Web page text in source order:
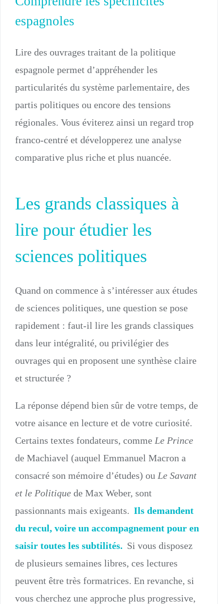
espagnoles
Lire des ouvrages traitant de la politique
espagnole permet d’appréhender les
particularités du système parlementaire, des
partis politiques ou encore des tensions
régionales. Vous éviterez ainsi un regard trop
franco-centré et développerez une analyse
comparative plus riche et plus nuancée.
Les grands classiques à
lire pour étudier les
sciences politiques
Quand on commence à s’intéresser aux études
de sciences politiques, une question se pose
rapidement : faut-il lire les grands classiques
dans leur intégralité, ou privilégier des
ouvrages qui en proposent une synthèse claire
et structurée ?
La réponse dépend bien sûr de votre temps, de
votre aisance en lecture et de votre curiosité.
Certains textes fondateurs, comme Le Prince
de Machiavel (auquel Emmanuel Macron a
consacré son mémoire d’études) ou Le Savant
et le Politique de Max Weber, sont
passionnants mais exigeants. Ils demandent
du recul, voire un accompagnement pour en
saisir toutes les subtilités. Si vous disposez
de plusieurs semaines libres, ces lectures
peuvent être très formatrices. En revanche, si
vous cherchez une approche plus progressive,